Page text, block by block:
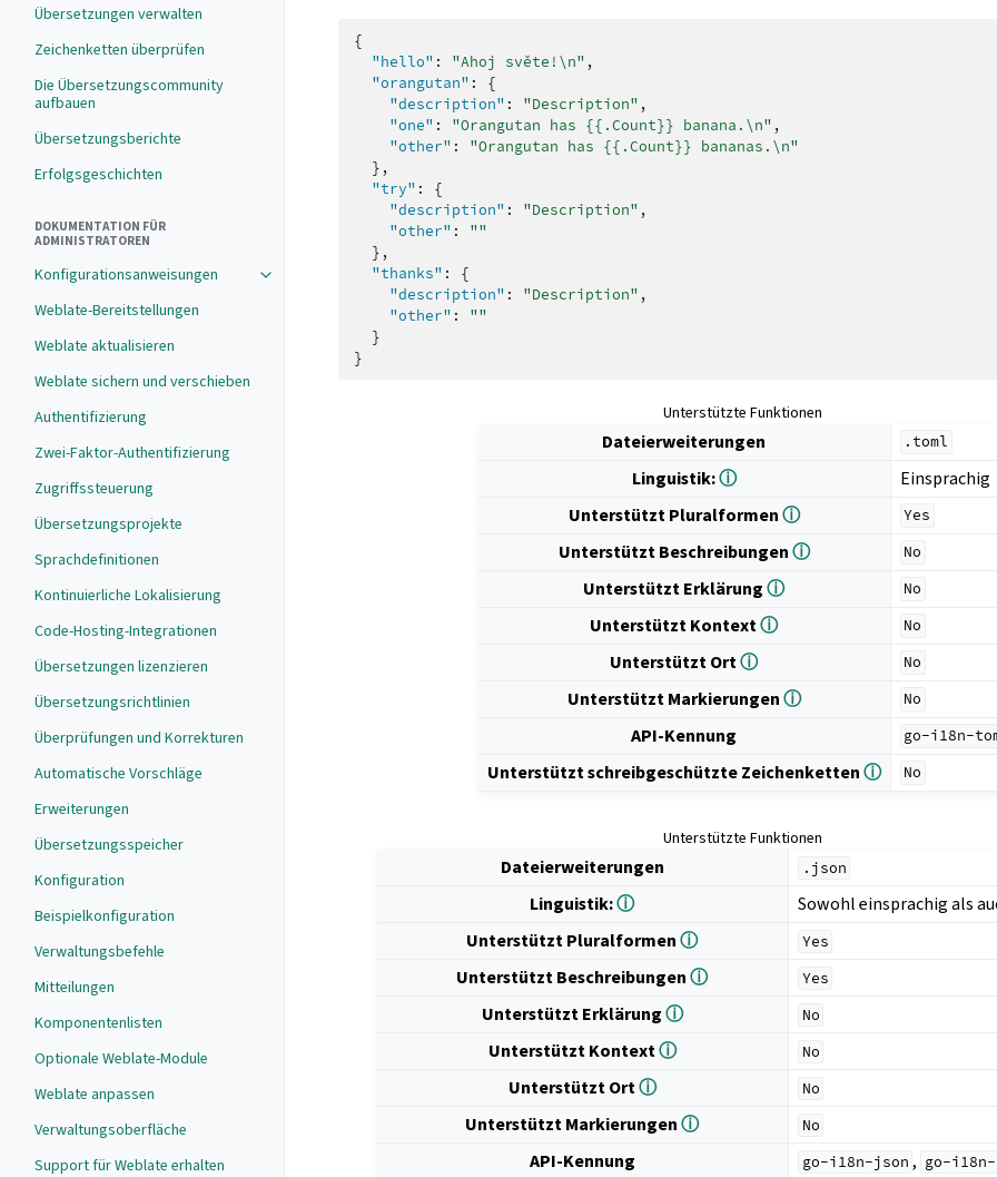
Übersetzungen verwalten
Zeichenketten überprüfen
Die Übersetzungscommunity
aufbauen
Übersetzungsberichte
Erfolgsgeschichten
DOKUMENTATION FÜR
ADMINISTRATOREN
Konfigurationsanweisungen
Weblate-Bereitstellungen
Weblate aktualisieren
Weblate sichern und verschieben
Authentifizierung
Zwei-Faktor-Authentifizierung
Zugriffssteuerung
Übersetzungsprojekte
Sprachdefinitionen
Kontinuierliche Lokalisierung
Code-Hosting-Integrationen
Übersetzungen lizenzieren
Übersetzungsrichtlinien
Überprüfungen und Korrekturen
Automatische Vorschläge
Erweiterungen
Übersetzungsspeicher
Konfiguration
Beispielkonfiguration
Verwaltungsbefehle
Mitteilungen
Komponentenlisten
Optionale Weblate-Module
Weblate anpassen
Verwaltungsoberfläche
Support für Weblate erhalten
{
"hello" : "Ahoj světe!\n" ,
"orangutan" :
{
"description" : "Description" ,
"one" : "Orangutan has {{.Count}} banana.\n" ,
"other" :
"Orangutan has {{.Count}} bananas.\n"
},
"try" :
{
"description" : "Description" ,
"other" :
""
},
"thanks" :
{
"description" : "Description" ,
"other" :
""
}
}
Unterstützte Funktionen
Dateierweiterungen .toml
Linguistik:ⓘ
Einsprachig
Unterstützt Pluralformenⓘ Yes
Unterstützt Beschreibungenⓘ No
Unterstützt Erklärungⓘ No
Unterstützt Kontextⓘ No
Unterstützt Ortⓘ No
Unterstützt Markierungenⓘ No
API-Kennung go-i18n-
Unterstützt schreibgeschützte Zeichenkettenⓘ No
Unterstützte Funktionen
Dateierweiterungen .json
Linguistik:ⓘ
Sowohl einsprachig als
Unterstützt Pluralformenⓘ Yes
Unterstützt Beschreibungenⓘ Yes
Unterstützt Erklärungⓘ No
Unterstützt Kontextⓘ No
Unterstützt Ortⓘ No
Unterstützt Markierungenⓘ No
API-Kennung go-i18n-json , go-